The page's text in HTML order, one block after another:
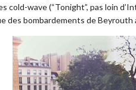
cold-wave (“Tonight”, pas loin
des bombardements de Beyrouth